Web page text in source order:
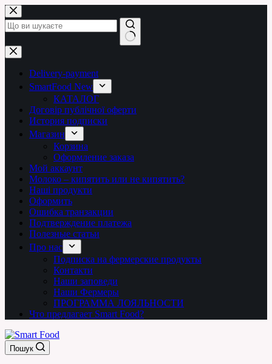
Перейти
до
вмісту
Немає
результатів
Delivery-payment
SmartFood New
КАТАЛОГ
Договір публічної оферти
История подписки
Магазин
Корзина
Оформление заказа
Мой аккаунт
Молоко – кипятить или не кипятить?
Наші продукти
Оформить
Ошибка транзакции
Подтверждение платежа
Полезные статьи
Про нас
Подписка на фермерские продукты
Контакти
Наши заповеди
Наши Фермеры
ПРОГРАММА ЛОЯЛЬНОСТИ
Что предлагает Smart Food?
Пошук